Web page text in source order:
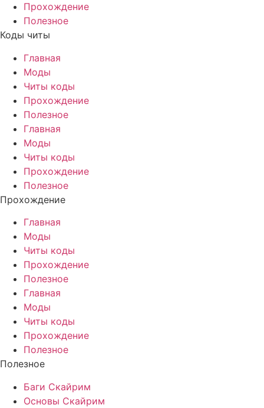
Прохождение
Полезное
Коды читы
Главная
Моды
Читы коды
Прохождение
Полезное
Главная
Моды
Читы коды
Прохождение
Полезное
Прохождение
Главная
Моды
Читы коды
Прохождение
Полезное
Главная
Моды
Читы коды
Прохождение
Полезное
Полезное
Баги Скайрим
Основы Скайрим